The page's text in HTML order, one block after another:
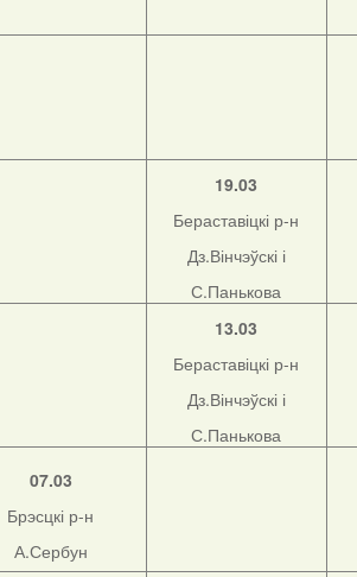
19.03
Бераставіцкі р-н
Дз.Вінчэўскі і
С.Панькова
13.03
Бераставіцкі р-н
Дз.Вінчэўскі і
С.Панькова
07.03
Брэсцкі р-н
А.Сербун